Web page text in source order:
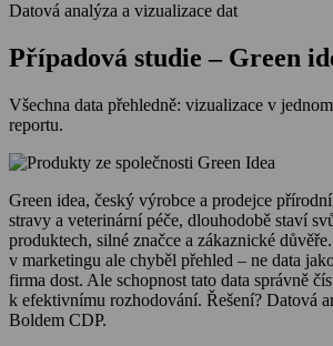
Datová analýza a vizualizace dat
Případová studie – Green
Všechna data přehledně: vizualizace v
reportu.
Green idea, český výrobce a prodejce
stravy a veterinární péče, dlouhodobě staví
produktech, silné značce a zákaznické
v marketingu ale chyběl přehled – ne data
firma dost. Ale schopnost tato data správně
k efektivnímu rozhodování. Řešení? Datová
Boldem CDP.